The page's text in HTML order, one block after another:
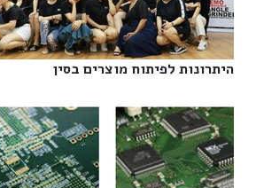
היתרונות לפיתוח מוצרים בסין‎